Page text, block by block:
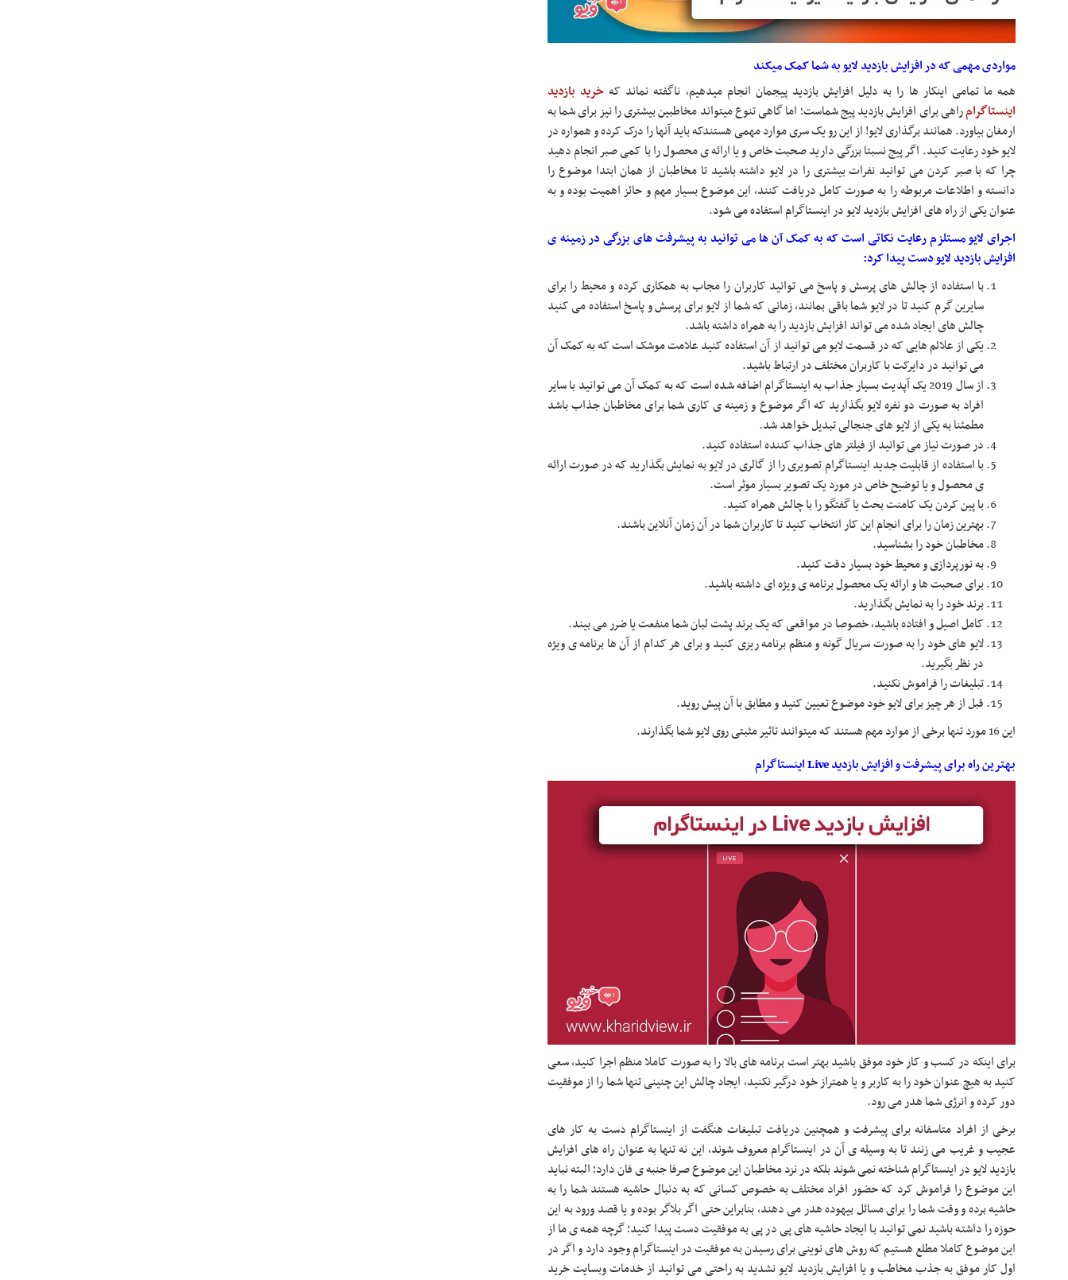
مواردی مهمی که در افزایش بازدید لایو به شما کمک میکند
همه ما تمامی اینکار ها را به دلیل افزایش بازدید پیجمان انجام میدهیم، ناگفته نماند که خرید بازدید
اینستاگرامراهی برای افزایش بازدید پیج شماست؛ اما گاهی تنوع میتواند مخاطبین بیشتری را نیز برای شما به
ارمغان بیاورد. همانند برگذاری لایو! از این رو یک سری موارد مهمی هستندکه باید آنها را درک کرده و همواره در
لایو خود رعایت کنید. اگر پیج نسبتا بزرگی دارید صحبت خاص و یا ارائه ی محصول را با کمی صبر انجام دهید
چرا که با صبر کردن می توانید نفرات بیشتری را در لایو داشته باشید تا مخاطبان از همان ابتدا موضوع را
دانسته و اطلاعات مربوطه را به صورت کامل دریافت کنند، این موضوع بسیار مهم و حائز اهمیت بوده و به
عنوان یکی از راه های افزایش بازدید لایو در اینستاگرام استفاده می شود.
اجرای لایو مستلزم رعایت نکاتی است که به کمک آن ها می توانید به پیشرفت های بزرگی در زمینه ی
افزایش بازدید لایو دست پیدا کرد:
با استفاده از چالش های پرسش و پاسخ می توانید کاربران را مجاب به همکاری کرده و محیط را برای
سایرین گرم کنید تا در لایو شما باقی بمانند، زمانی که شما از لایو برای پرسش و پاسخ استفاده می کنید
چالش های ایجاد شده می تواند افزایش بازدید را به همراه داشته باشد.
یکی از علائم هایی که در قسمت لایو می توانید از آن استفاده کنید علامت موشک است که به کمک آن
می توانید در دایرکت با کاربران مختلف در ارتباط باشید.
از سال 2019 یک آپدیت بسیار جذاب به اینستاگرام اضافه شده است که به کمک آن می توانید با سایر
افراد به صورت دو نفره لایو بگذارید که اگر موضوع و زمینه ی کاری شما برای مخاطبان جذاب باشد
مطمئنا به یکی از لایو های جنجالی تبدیل خواهد شد.
در صورت نیاز می توانید از فیلتر های جذاب کننده استفاده کنید.
با استفاده از قابلیت جدید اینستاگرام تصویری را از گالری در لایو به نمایش بگذارید که در صورت ارائه
ی محصول و یا توضیح خاص در مورد یک تصویر بسیار موثر است.
با پین کردن یک کامنت بحث یا گفتگو را با چالش همراه کنید.
بهترین زمان را برای انجام این کار انتخاب کنید تا کاربران شما در آن زمان آنلاین باشند.
مخاطبان خود را بشناسید.
به نورپردازی و محیط خود بسیار دقت کنید.
برای صحبت ها و ارائه یک محصول برنامه ی ویژه ای داشته باشید.
برند خود را به نمایش بگذارید.
کامل اصیل و افتاده باشید، خصوصا در مواقعی که یک برند پشت لبان شما منفعت یا ضرر می بیند.
لایو های خود را به صورت سریال گونه و منظم برنامه ریزی کنید و برای هر کدام از آن ها برنامه ی ویژه
در نظر بگیرید.
تبلیغات را فراموش نکنید.
قبل از هر چیز برای لایو خود موضوع تعیین کنید و مطابق با آن پیش روید.
این 16 مورد تنها برخی از موارد مهم هستند که میتوانند تاثیر مثبتی روی لایو شما بگذارند.
بهترین راه برای پیشرفت و افزایش بازدید Live اینستاگرام
برای اینکه در کسب و کار خود موفق باشید بهتر است برنامه های بالا را به صورت کاملا منظم اجرا کنید، سعی
کنید به هیچ عنوان خود را به کاربر و یا همتراز خود درگیر نکنید، ایجاد چالش این چنینی تنها شما را از موفقیت
دور کرده و انرژی شما هدر می رود.
برخی از افراد متاسفانه برای پیشرفت و همچنین دریافت تبلیغات هنگفت از اینستاگرام دست به کار های
عجیب و غریب می زنند تا به وسیله ی آن در اینستاگرام معروف شوند، این نه تنها به عنوان راه های افزایش
بازدید لایو در اینستاگرام شناخته نمی شوند بلکه در نزد مخاطبان این موضوع صرفا جنبه ی فان دارد؛ البته نباید
این موضوع را فراموش کرد که حضور افراد مختلف به خصوص کسانی که به دنبال حاشیه هستند شما را به
حاشیه برده و وقت شما را برای مسائل بیهوده هدر می دهند، بنابراین حتی اگر بلاگر بوده و یا قصد ورود به این
حوزه را داشته باشید نمی توانید با ایجاد حاشیه های پی در پی به موفقیت دست پیدا کنید؛ گرچه همه ی ما از
این موضوع کاملا مطلع هستیم که روش های نوینی برای رسیدن به موفقیت در اینستاگرام وجود دارد و اگر در
اول کار موفق به جذب مخاطب و یا افزایش بازدید لایو نشدید به راحتی می توانید از خدمات وبسایت خرید